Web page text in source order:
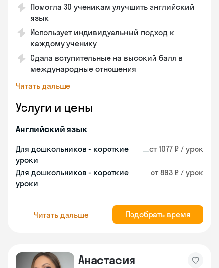
Помогла 30 ученикам улучшить английский
язык
Использует индивидуальный подход к
каждому ученику
Сдала вступительные на высокий балл в
международные отношения
Читать дальше
Услуги и цены
Английский язык
Для дошкольников - короткие
уроки
от 1077 ₽ / урок
Для дошкольников - короткие
уроки
от 893 ₽ / урок
Читать дальше Подобрать время
Анастасия